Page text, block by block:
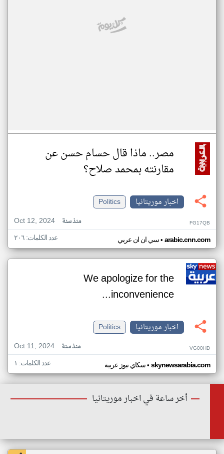
مصر.. ماذا قال حسام حسن عن
مقارنته بمحمد صلاح؟
اخبار موريتانيا
Politics
Oct 12, 2024
منذ سنة FG17QB
سي ان ان عربي• arabic.cnn.com عدد الكلمات: ٢٠٦
We apologize for the
inconvenience...
اخبار موريتانيا
Politics
Oct 11, 2024
منذ سنة VG00HD
سكاي نيوز عربية• skynewsarabia.com عدد الكلمات: ١
أخر ساعة في اخبار موريتانيا